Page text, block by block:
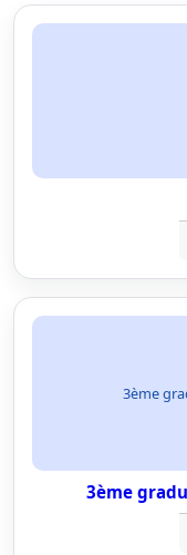
3ème
3ème